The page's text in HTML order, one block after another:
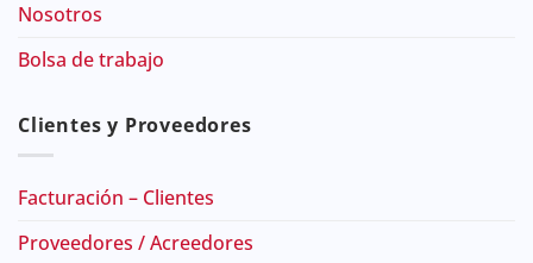
Nosotros
Bolsa de trabajo
Clientes y Proveedores
Facturación – Clientes
Proveedores / Acreedores